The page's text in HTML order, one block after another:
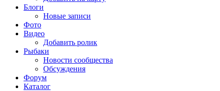
Блоги
Новые записи
Фото
Видео
Добавить ролик
Рыбаки
Новости сообщества
Обсуждения
Форум
Каталог